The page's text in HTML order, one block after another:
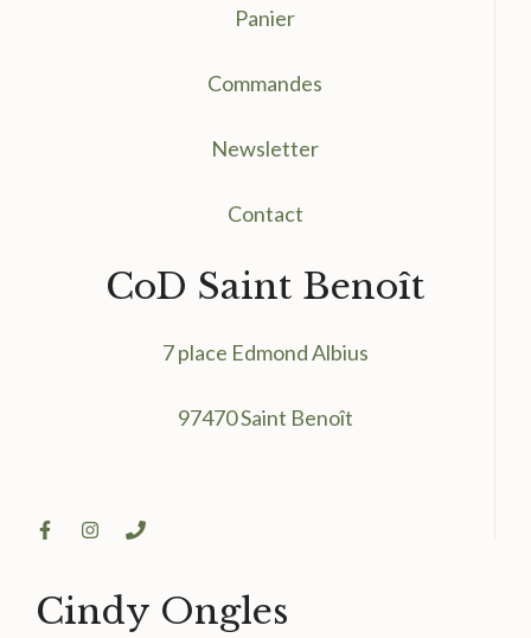
Panier
Commandes
Newsletter
Contact
CoD Saint Benoît
7 place Edmond Albius
97470 Saint Benoît
Cindy Ongles